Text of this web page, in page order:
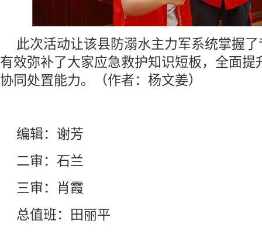
此次活动让该县防溺水主力军系统掌握
有效弥补了大家应急救护知识短板，全面提
协同处置能力。（作者：杨文姜）
编辑：谢芳
二审：石兰
三审：肖霞
总值班：田丽平